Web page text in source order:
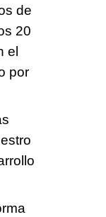
de
20
el
por